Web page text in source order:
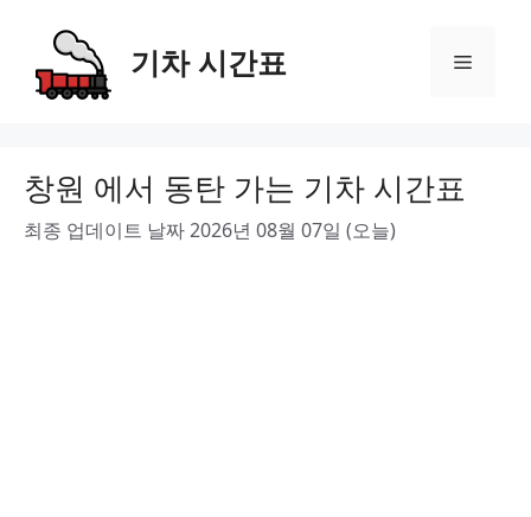
content
기차 시간표 Menu
창원 에서 동탄 가는 기차 시간표
최종 업데이트 날짜 2026년 08월 07일 (오늘)